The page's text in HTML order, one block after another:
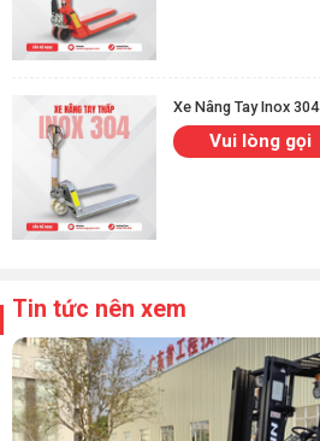
Xe Nâng Tay Inox 304
Vui lòng gọi
Tin tức nên xem